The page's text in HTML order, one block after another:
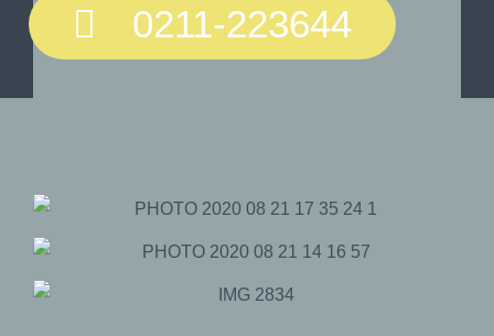
0211-223644